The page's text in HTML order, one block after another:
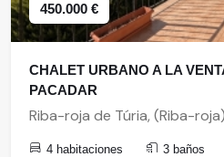
450.000 €
CHALET URBANO A LA
PACADAR
Riba-roja de Túria, (Riba-roja)
4 habitaciones 3 baños